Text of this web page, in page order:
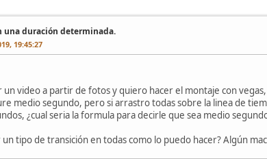
una duración determinada.
19:45:27
un video a partir de fotos y quiero hacer el montaje con
medio segundo, pero si arrastro todas sobre la linea de
¿cual seria la formula para decirle que sea medio
tipo de transición en todas como lo puedo hacer? Algún